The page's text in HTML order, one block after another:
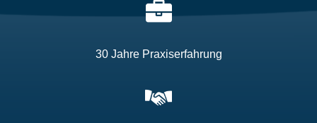
30 Jahre Praxiserfahrung